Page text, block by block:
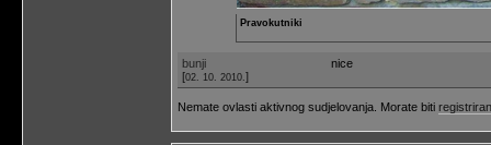
Pravokutniki
bunji
[02. 10. 2010. ]
nice
Nemate ovlasti aktivnog sudjelovanja. Morate biti